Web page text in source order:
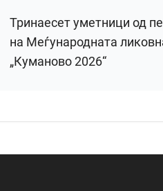
Тринаесет уметници од
на Меѓународната
„Куманово 2026“